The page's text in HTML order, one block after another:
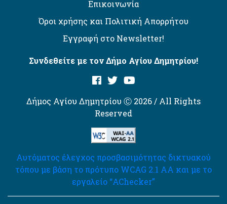
Επικοινωνία
Όροι χρήσης και Πολιτική Απορρήτου
Εγγραφή στο Newsletter!
Συνδεθείτε με τον Δήμο Αγίου Δημητρίου!
Δήμος Αγίου Δημητρίου Ⓒ 2026 / All Rights
Reserved
Αυτόματος έλεγχος προσβασιμότητας δικτυακού
τόπου με βάση το πρότυπο WCAG 2.1 AA και με το
εργαλείο “AChecker”